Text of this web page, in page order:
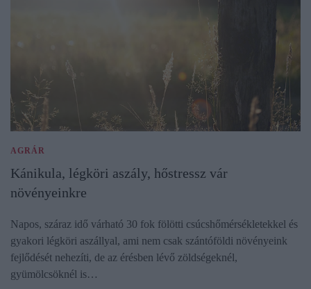
AGRÁR
Kánikula, légköri aszály, hőstressz vár
növényeinkre
Napos, száraz idő várható 30 fok fölötti csúcshőmérsékletekkel és
gyakori légköri aszállyal, ami nem csak szántóföldi növényeink
fejlődését nehezíti, de az érésben lévő zöldségeknél,
gyümölcsöknél is…